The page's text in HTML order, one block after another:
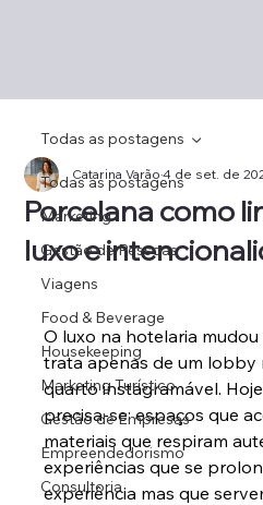
Todas as postagens
Marketing
Gestão de Pessoas
Viagens
Food & Beverage
Housekeeping
Marketing Turístico
Gestão de Empresas
Empreendedorismo
Consultoria
Todas as postagens
Porcelana como
luxo e
Catarina Varão4 de set. de
O luxo na hotelaria
trata apenas de um lobby
quarto instagramável.
precisa-se: espaços que
materiais que respiram
experiências que se
experiência mas que